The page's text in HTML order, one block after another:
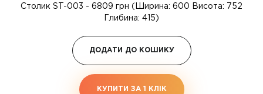
Столик ST-003 - 6809 грн (Ширина: 600 Висота: 752
Глибина: 415)
ДОДАТИ ДО КОШИКУ
КУПИТИ ЗА 1 КЛIК